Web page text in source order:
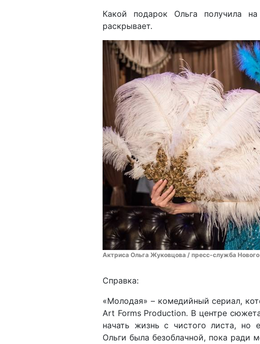
Какой подарок Ольга получила
раскрывает.
Актриса Ольга Жуковцова / пресс-служба Нового
Справка:
«Молодая» – комедийный сериал,
Art Forms Production. В центре
начать жизнь с чистого листа, но
Ольги была безоблачной, пока